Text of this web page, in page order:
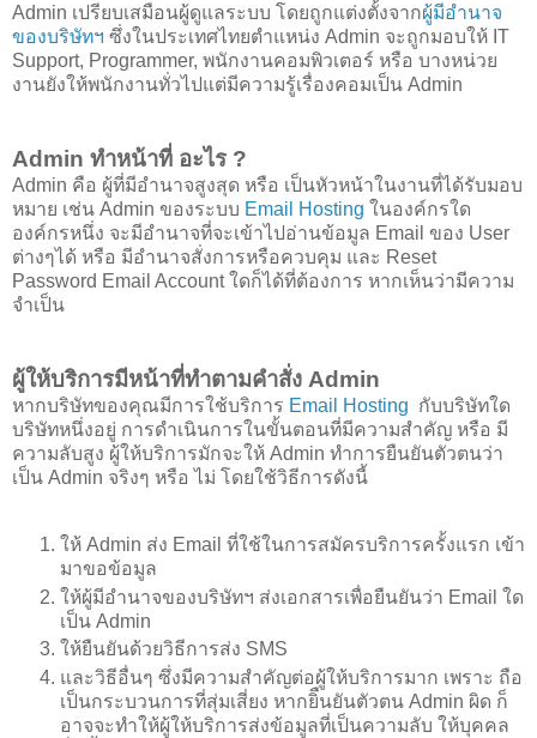
Admin เปรียบเสมือนผู้ดูแลระบบ โดยถูกแต่งตั้งจากผู้มีอำนาจ
ของบริษัทฯ ซึ่งในประเทศไทยตำแหน่ง Admin จะถูกมอบให้ IT
Support, Programmer, พนักงานคอมพิวเตอร์ หรือ บางหน่วย
งานยังให้พนักงานทั่วไปแต่มีความรู้เรื่องคอมเป็น Admin
Admin ทำหน้าที่ อะไร ?
Admin คือ ผู้ที่มีอำนาจสูงสุด หรือ เป็นหัวหน้าในงานที่ได้รับมอบ
หมาย เช่น Admin ของระบบ Email Hosting ในองค์กรใด
องค์กรหนึ่ง จะมีอำนาจที่จะเข้าไปอ่านข้อมูล Email ของ User
ต่างๆได้ หรือ มีอำนาจสั่งการหรือควบคุม และ Reset
Password Email Account ใดก็ได้ที่ต้องการ หากเห็นว่ามีความ
จำเป็น
ผู้ให้บริการมีหน้าที่ทำตามคำสั่ง Admin
หากบริษัทของคุณมีการใช้บริการ Email Hosting กับบริษัทใด
บริษัทหนึ่งอยู่ การดำเนินการในขั้นตอนที่มีความสำคัญ หรือ มี
ความลับสูง ผู้ให้บริการมักจะให้ Admin ทำการยืนยันตัวตนว่า
เป็น Admin จริงๆ หรือ ไม่ โดยใช้วิธีการดังนี้
ให้ Admin ส่ง Email ที่ใช้ในการสมัครบริการครั้งแรก เข้า
มาขอข้อมูล
ให้ผู้มีอำนาจของบริษัทฯ ส่งเอกสารเพื่อยืนยันว่า Email ใด
เป็น Admin
ให้ยืนยันด้วยวิธีการส่ง SMS
และวิธีอื่นๆ ซึ่งมีความสำคัญต่อผู้ให้บริการมาก เพราะ ถือ
เป็นกระบวนการที่สุ่มเสี่ยง หากยิืนยันตัวตน Admin ผิด ก็
อาจจะทำให้ผู้ให้บริการส่งข้อมูลที่เป็นความลับ ให้บุคคล